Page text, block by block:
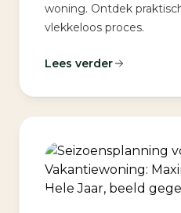
woning. Ontdek
vlekkeloos proces.
Lees verder